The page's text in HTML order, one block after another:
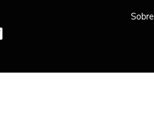
Sobre